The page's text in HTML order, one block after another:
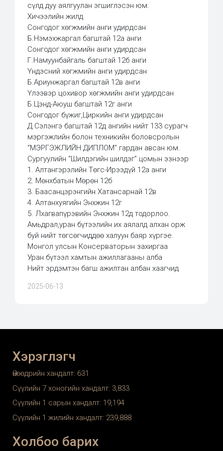
сүлд дуу аялгуулан эгшиглэсэн юм.
Хичээлийн жилд
Сонгодог хөгжмийн анги удирдсан
Б.Нэмэхжаргал багштай 12а анги
Сонгодог хөгжмийн анги удирдсан
Г.Намуунбайгаль багштай 12б анги
Үндэсний хөгжмийн анги удирдсан
Б.Ариунжаргал багштай 12в анги
Үлээвэр цохивор хөгжмийн анги удирдсан
Б.Цэнд-Аюуш багштай 12г анги
Сонгодог бүжиг,Циркийн анги удирдсан
Д.Сэлэнгэ багштай 12д ангийн нийт 133 сурагч
мэргэжлийн болон техникийн боловсролын
“МЭРГЭЖЛИЙН ДИПЛОМ” гардан авсан юм.
Сургуулийн “Шилдэгийн шилдэг” цомын эзнээр
1. Алтангэрэлийн Төгс-Ирээдүй 12а анги
2. Мөнхбатын Мөрөн 12б
3. Баасанцэрэнгийн Хатансарнай 12в
4. Алтанхуягийн Энхжин 12г
5. Лхагвапүрэвийн Энхжин 12д тодорлоо.
Амьдрал,уран бүтээлийн их аялалд алхан орж
буй нийт төгсөгчиддөө халуун баяр хүргэе.
Монгол улсын Консерваторын захиргаа
Уран бүтээл хамтын ажиллагааны алба
Нийт эрдэмтэн багш ажилтан албан хаагчид
2025-06-13
Хэрэглэгч
Өнөөдрийн хандалт: 631
Сүүлийн 7 хоногийн хандалт: 3,833
Сүүлийн 1 сарын хандалт: 19,194
Сүүлийн 1 жилийн хандалт: 239,888
Холбоо барих